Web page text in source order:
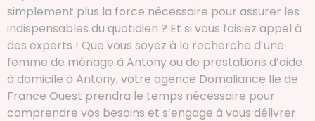
simplement plus la force nécessaire pour assurer les
indispensables du quotidien ? Et si vous faisiez appel à
des experts ! Que vous soyez à la recherche d’une
femme de ménage à Antony ou de prestations d’aide
à domicile à Antony, votre agence Domaliance Ile de
France Ouest prendra le temps nécessaire pour
comprendre vos besoins et s’engage à vous délivrer